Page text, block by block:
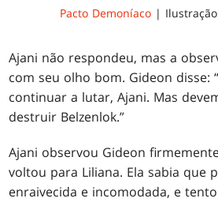
Pacto Demoníaco |
Ajani não respondeu, mas a
com seu olho bom. Gideon disse:
continuar a lutar, Ajani. Mas
destruir Belzenlok.”
Ajani observou Gideon
voltou para Liliana. Ela sabia que
enraivecida e incomodada, e